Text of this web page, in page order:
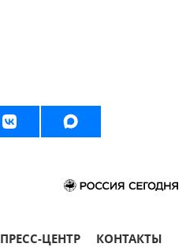
ПРЕСС-ЦЕНТР КОНТАКТЫ